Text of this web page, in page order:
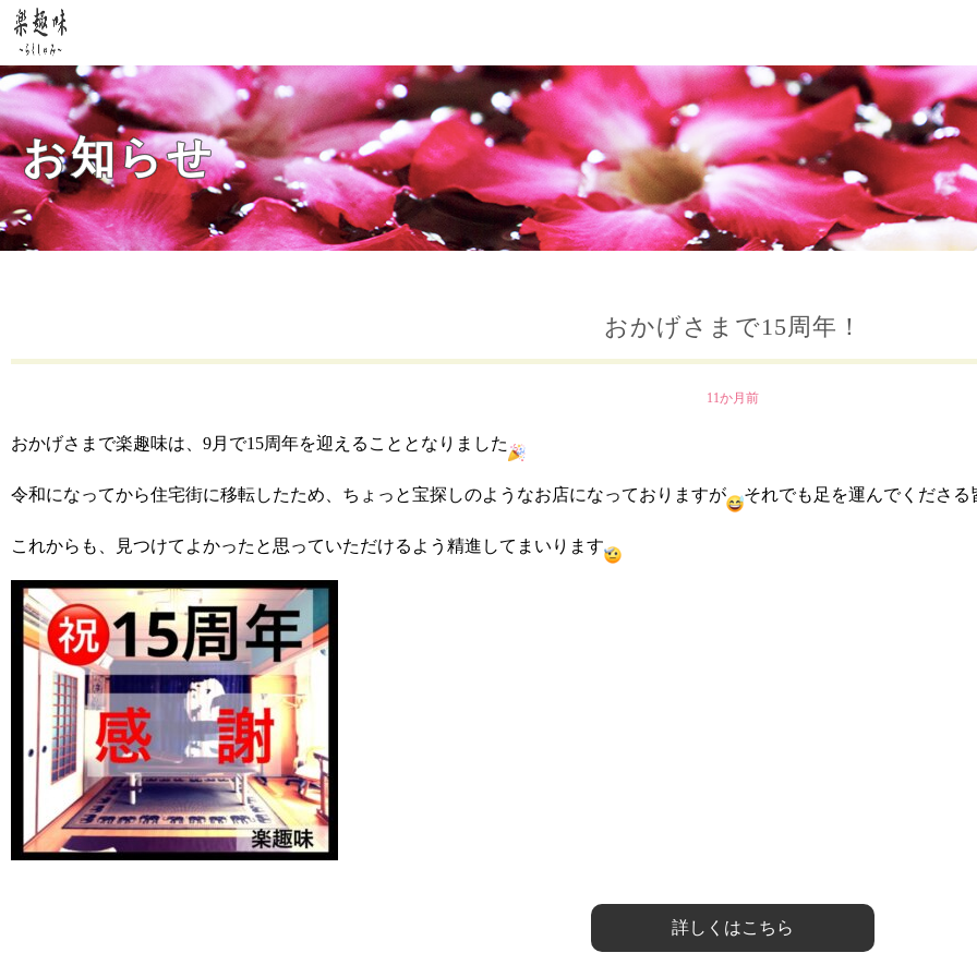
お知らせ
おかげさまで15周年！
11か月前
おかげさまで楽趣味は、9月で15周年を迎えることとなりました
令和になってから住宅街に移転したため、ちょっと宝探しのようなお店になっておりますが それでも足を運んでくださ
これからも、見つけてよかったと思っていただけるよう精進してまいります
詳しくはこちら